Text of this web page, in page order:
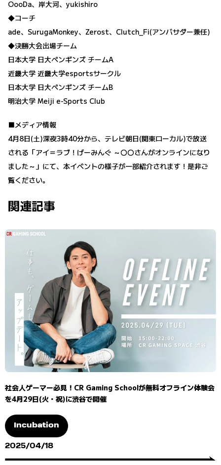
OooDa、岸大河、yukishiro
◆コーチ
ade、SurugaMonkey、Zerost、Clutch_Fi(アンバサダー兼任)
◆決勝大会出場チーム
日本大学 日大ペンギンズ チームA
近畿大学 近畿大学esportsサークル
日本大学 日大ペンギンズ チームB
明治大学 Meiji e-Sports Club
■メディア情報
4月8日(土)深夜3時40分から、テレビ朝日(関東ローカル)で放送
される「アイ＝ラブ！げーみんぐ ～〇〇さんがオンラインになり
ました～」にて、本イベントの様子が一部紹介されます！是非ご
覧ください。
関連記事
社会人ゲーマー必見！CR Gaming Schoolが無料オフライン体験会
を4月29日(火・祝)に渋谷で開催
Incubation
2025/04/18